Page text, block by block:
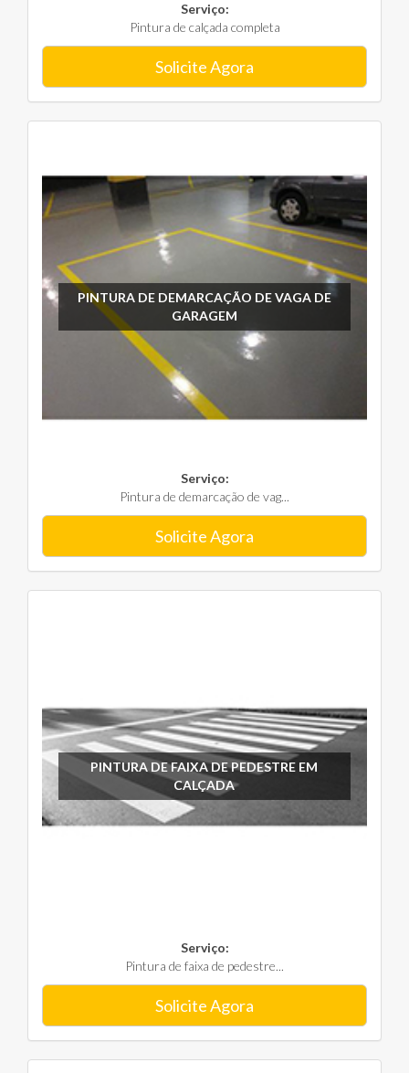
Serviço:
Pintura de calçada completa
Solicite Agora
PINTURA DE DEMARCAÇÃO DE VAGA DE
GARAGEM
Serviço:
Pintura de demarcação de vag...
Solicite Agora
PINTURA DE FAIXA DE PEDESTRE EM
CALÇADA
Serviço:
Pintura de faixa de pedestre...
Solicite Agora